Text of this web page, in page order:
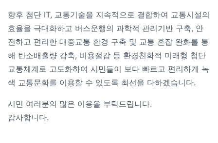
향후 첨단 IT, 교통기술을 지속적으로 결합하여 교통시설의
효율을 극대화하고 버스운행의 과학적 관리기반 구축, 안
전하고 편리한 대중교통 환경 구축 및 교통 혼잡 완화를 통
해 탄소배출량 감축, 비용절감 등 환경친화적 미래형 첨단
교통체계로 고도화하여 시민들이 보다 빠르고 편리하게 녹
색 교통문화를 이용할 수 있도록 최선을 다하겠습니다.
시민 여러분의 많은 이용을 부탁드립니다.
감사합니다.